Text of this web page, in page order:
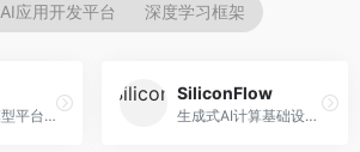
AI应用开发平台 深度学习框架
智谱GLM大模型平台，提供API调用与模型服务。面向开发者和企业用户，提供GLM系列模型API、微调服务、应用开发工具等，开源生态完善。
SiliconFlow
生成式AI计算基础设施平台，专注于模型推理服务。面向开发者和企业，提供多模型API、高性能推理、成本优化等服务，推理性价比高。